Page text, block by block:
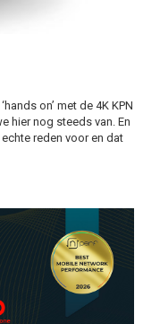
on’ met de 4K KPN
hier nog steeds van. En
reden voor en dat